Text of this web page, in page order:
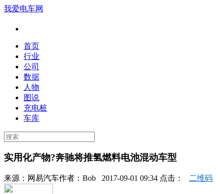
我爱电车网
首页
行业
公司
数据
人物
图说
充电桩
车库
实用化产物?奔驰将推氢燃料电池混动车型
来源： 网易汽车作者： Bob 2017-09-01 09:34 点击： 二维码